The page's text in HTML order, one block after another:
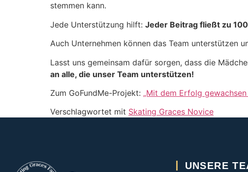
stemmen kann.
Jede Unterstützung hilft: Jeder Beitrag fließt zu
Auch Unternehmen können das Team unterstützen
Lasst uns gemeinsam dafür sorgen, dass die
an alle, die unser Team unterstützen!
Zum GoFundMe-Projekt: „Mit dem Erfolg
Verschlagwortet mit Skating Graces Novice
UNSERE